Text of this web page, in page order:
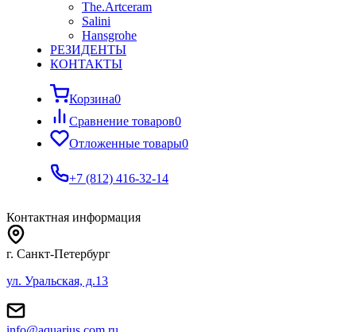
The.Artceram
Salini
Hansgrohe
РЕЗИДЕНТЫ
КОНТАКТЫ
Корзина0
Сравнение товаров0
Отложенные товары0
+7 (812) 416-32-14
Контактная информация
г. Санкт-Петербург
ул. Уральская, д.13